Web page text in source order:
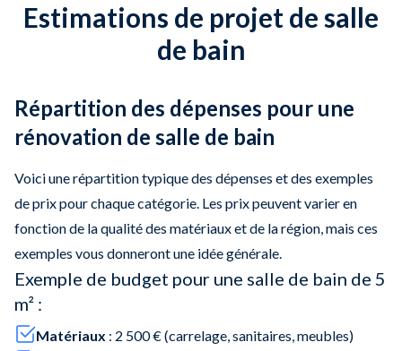
Estimations de projet de salle
de bain
Répartition des dépenses pour une
rénovation de salle de bain
Voici une répartition typique des dépenses et des exemples
de prix pour chaque catégorie. Les prix peuvent varier en
fonction de la qualité des matériaux et de la région, mais ces
exemples vous donneront une idée générale.
Exemple de budget pour une salle de bain de 5
m² :
Matériaux : 2 500 € (carrelage, sanitaires, meubles)